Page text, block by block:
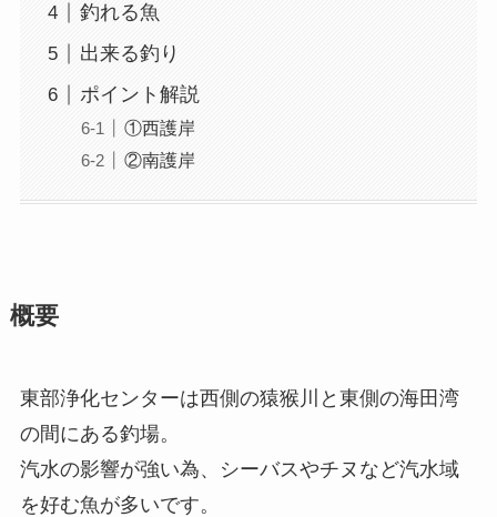
釣れる魚
出来る釣り
ポイント解説
①西護岸
②南護岸
概要
東部浄化センターは西側の猿猴川と東側の海田湾
の間にある釣場。
汽水の影響が強い為、シーバスやチヌなど汽水域
を好む魚が多いです。